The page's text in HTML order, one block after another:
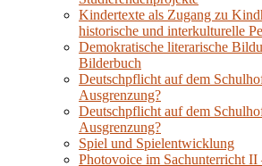
Kindertexte als Zugang zu
historische und interkulturelle
Demokratische literarische
Bilderbuch
Deutschpflicht auf dem
Ausgrenzung?
Deutschpflicht auf dem
Ausgrenzung?
Spiel und Spielentwicklung
Photovoice im Sachunterricht II